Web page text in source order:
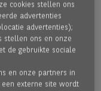
kapitaal belang. In
cookies stellen ons
advertenties
advertenties);
stellen ons en onze
de gebruikte sociale
en onze partners in
externe site wordt